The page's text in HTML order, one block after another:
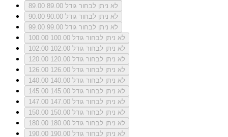
89.00
לא ניתן לבחור גודל 89.00
90.00
לא ניתן לבחור גודל 90.00
99.00
לא ניתן לבחור גודל 99.00
100.00
לא ניתן לבחור גודל 100.00
102.00
לא ניתן לבחור גודל 102.00
120.00
לא ניתן לבחור גודל 120.00
126.00
לא ניתן לבחור גודל 126.00
140.00
לא ניתן לבחור גודל 140.00
145.00
לא ניתן לבחור גודל 145.00
147.00
לא ניתן לבחור גודל 147.00
150.00
לא ניתן לבחור גודל 150.00
180.00
לא ניתן לבחור גודל 180.00
190.00
לא ניתן לבחור גודל 190.00